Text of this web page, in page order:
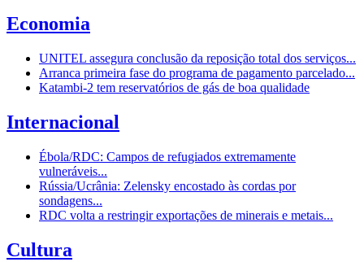
Economia
UNITEL assegura conclusão da reposição total dos serviços...
Arranca primeira fase do programa de pagamento parcelado...
Katambi-2 tem reservatórios de gás de boa qualidade
Internacional
Ébola/RDC: Campos de refugiados extremamente
vulneráveis...
Rússia/Ucrânia: Zelensky encostado às cordas por
sondagens...
RDC volta a restringir exportações de minerais e metais...
Cultura